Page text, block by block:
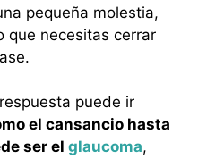
pequeña molestia,
que necesitas cerrar
puede ir
el cansancio hasta
ser el glaucoma,